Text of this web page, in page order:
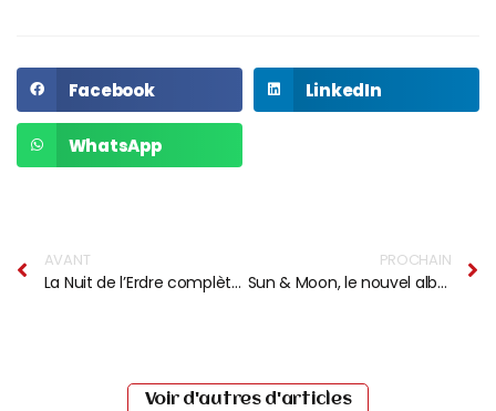
Facebook LinkedIn
WhatsApp
AVANT
La Nuit de l’Erdre complète son affiche avec 20 nouveaux artistes : Ben Harper, Bob Sinclar, Matmatah…
PROCHAIN
Sun & Moon, le nouvel album de Sïka
Voir d'autres d'articles